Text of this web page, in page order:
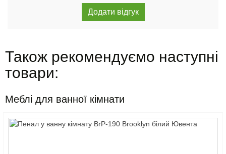
Також рекомендуємо наступні
товари:
Меблі для ванної кімнати